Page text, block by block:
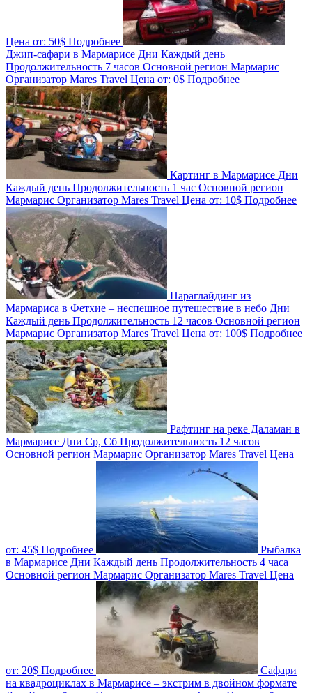
Цена от: 50$ Подробнее
Джип-сафари в Мармарисе Дни Каждый день
Продолжительность 7 часов Основной регион Мармарис
Организатор Mares Travel Цена от: 0$ Подробнее
Картинг в Мармарисе Дни
Каждый день Продолжительность 1 час Основной регион
Мармарис Организатор Mares Travel Цена от: 10$ Подробнее
Параглайдинг из
Мармариса в Фетхие – неспешное путешествие в небо Дни
Каждый день Продолжительность 12 часов Основной регион
Мармарис Организатор Mares Travel Цена от: 100$ Подробнее
Рафтинг на реке Даламан в
Мармарисе Дни Ср, Сб Продолжительность 12 часов
Основной регион Мармарис Организатор Mares Travel Цена
от: 45$ Подробнее
Рыбалка
в Мармарисе Дни Каждый день Продолжительность 4 часа
Основной регион Мармарис Организатор Mares Travel Цена
от: 20$ Подробнее
Сафари
на квадроциклах в Мармарисе – экстрим в двойном формате